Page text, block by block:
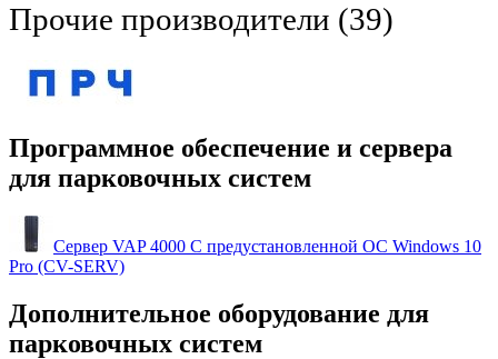
Прочие производители (39)
Программное обеспечение и сервера
для парковочных систем
Сервер VAP 4000 С предустановленной ОС Windows 10
Pro (CV-SERV)
Дополнительное оборудование для
парковочных систем